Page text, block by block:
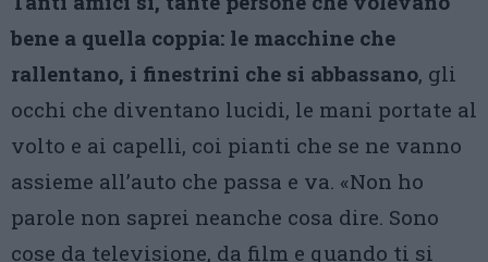
bene a quella coppia: le macchine che
rallentano, i finestrini che si abbassano, gli
occhi che diventano lucidi, le mani portate al
volto e ai capelli, coi pianti che se ne vanno
assieme all’auto che passa e va. «Non ho
parole non saprei neanche cosa dire. Sono
cose da televisione, da film e quando ti si